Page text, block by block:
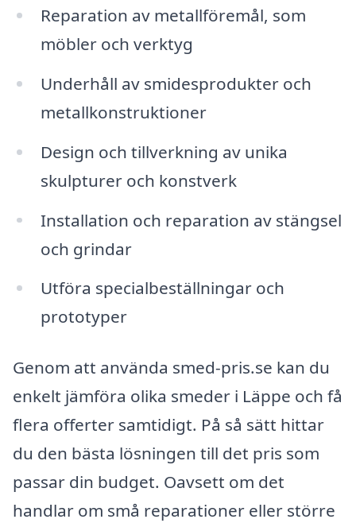
Reparation av metallföremål, som
möbler och verktyg
Underhåll av smidesprodukter och
metallkonstruktioner
Design och tillverkning av unika
skulpturer och konstverk
Installation och reparation av stängsel
och grindar
Utföra specialbeställningar och
prototyper
Genom att använda smed-pris.se kan du
enkelt jämföra olika smeder i Läppe och få
flera offerter samtidigt. På så sätt hittar
du den bästa lösningen till det pris som
passar din budget. Oavsett om det
handlar om små reparationer eller större